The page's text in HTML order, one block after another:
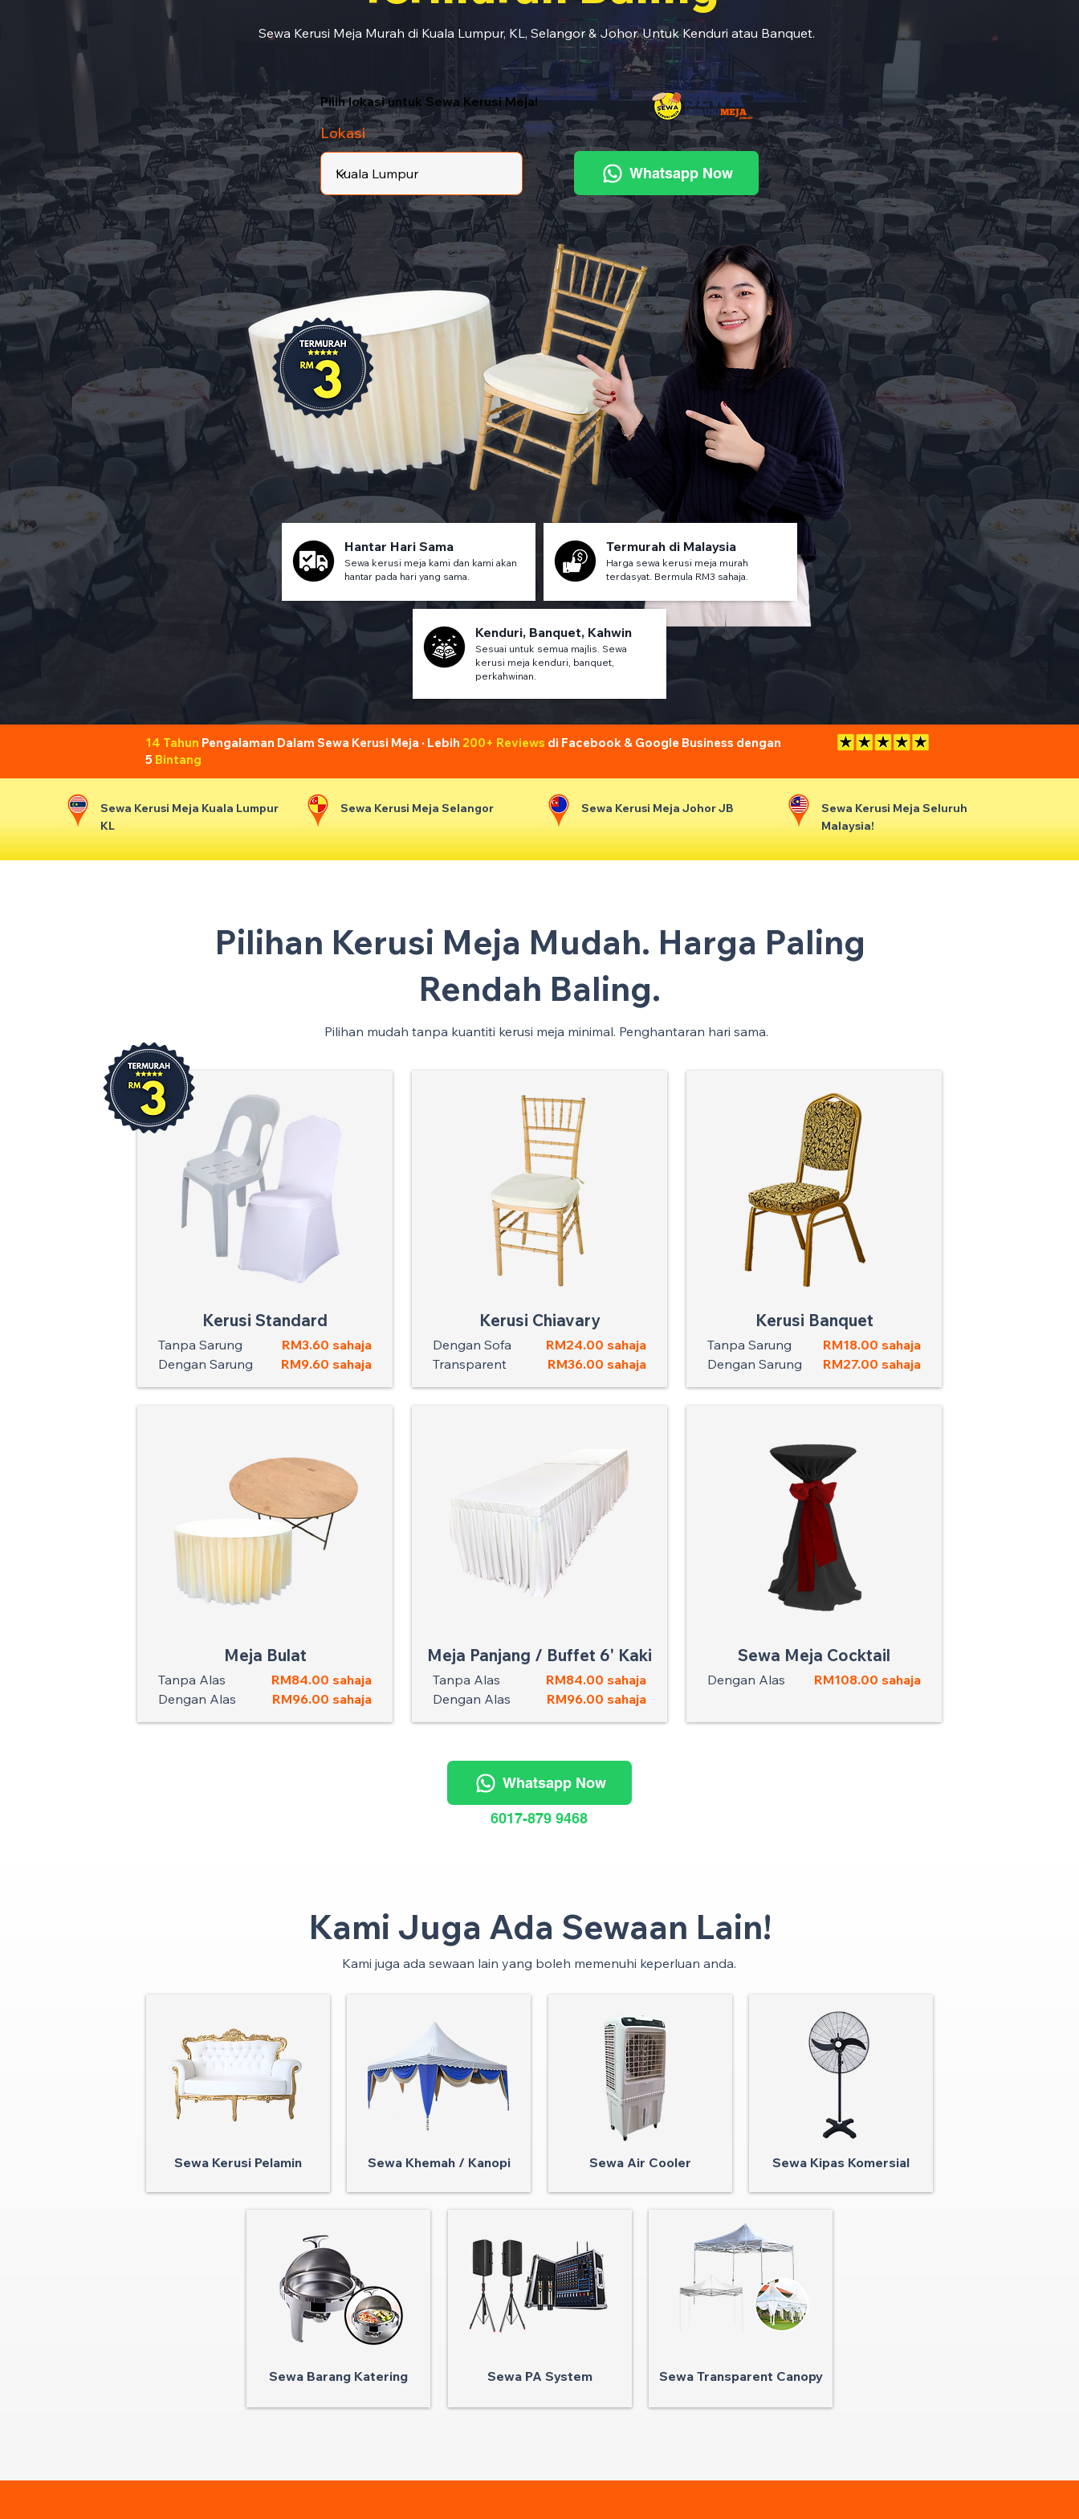
Sewa Kerusi Meja Murah di Kuala Lumpur, KL, Selangor & Johor. Untuk Kenduri atau Banquet.
Pilih lokasi untuk Sewa Kerusi Meja!
Lokasi
Whatsapp Now
Hantar Hari Sama
Sewa kerusi meja kami dan kami akan
hantar pada hari yang sama.
Termurah di Malaysia
Harga sewa kerusi meja murah
terdasyat. Bermula RM3 sahaja.
Kenduri, Banquet, Kahwin
Sesuai untuk semua majlis. Sewa
kerusi meja kenduri, banquet,
perkahwinan.
14 Tahun Pengalaman Dalam Sewa Kerusi Meja · Lebih 200+ Reviews di Facebook & Google Business dengan
5 Bintang
Sewa Kerusi Meja Kuala Lumpur
KL
Sewa Kerusi Meja Selangor Sewa Kerusi Meja Johor JB
Sewa Kerusi Meja Seluruh
Malaysia!
Pilihan Kerusi Meja Mudah. Harga Paling
Rendah Baling.
Pilihan mudah tanpa kuantiti kerusi meja minimal. Penghantaran hari sama.
Kerusi Standard
Tanpa Sarung
RM3.60 sahaja
Dengan Sarung
RM9.60 sahaja
Meja Bulat
Tanpa Alas
RM84.00 sahaja
Dengan Alas
RM96.00 sahaja
Kerusi Chiavary
Dengan Sofa
RM24.00 sahaja
Transparent
RM36.00 sahaja
Meja Panjang / Buffet 6' Kaki
Tanpa Alas
RM84.00 sahaja
Dengan Alas
RM96.00 sahaja
Kerusi Banquet
Tanpa Sarung
RM18.00 sahaja
Dengan Sarung
RM27.00 sahaja
Sewa Meja Cocktail
Dengan Alas RM108.00 sahaja
Whatsapp Now
6017-879 9468
Kami Juga Ada Sewaan Lain!
Kami juga ada sewaan lain yang boleh memenuhi keperluan anda.
Sewa Kerusi Pelamin Sewa Khemah / Kanopi Sewa Air Cooler Sewa Kipas Komersial
Sewa Barang Katering Sewa PA System Sewa Transparent Canopy